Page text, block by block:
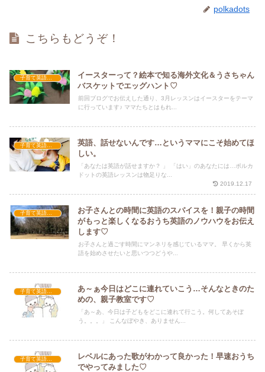
polkadots
こちらもどうぞ！
子育て英語講座
イースターって？絵本で知る海外文化＆うさちゃん
バスケットでエッグハント♡
前回ブログでお伝えした通り、3月レッスンはイースターをテーマ
に行っています♪ ママたちとはもれ...
子育て英語講座
英語、話せないんです…というママにこそ始めてほ
しい。
「あなたは英語が話せますか？ 」 「はい」のあなたには…ポルカ
ドットの英語レッスンは物足りな...
2019.12.17
子育て英語講座
お子さんとの時間に英語のスパイスを！親子の時間
がもっと楽しくなるおうち英語のノウハウをお伝え
します♡
お子さんと過ごす時間にマンネリを感じているママ。 早くから英
語を始めさせたいと思いつつどうや...
子育て英語講座
あ～ぁ今日はどこに連れていこう…そんなときのた
めの、親子教室です♡
「あ～あ、今日は子どもをどこに連れて行こう。何してあそぼ
う。。。」 こんなぼやき、ありません...
レベルにあった歌がわかって良かった！早速おうち
でやってみました♡